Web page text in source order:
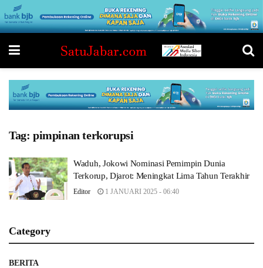
Tag: pimpinan terkorupsi
Waduh, Jokowi Nominasi Pemimpin Dunia
Terkorup, Djarot: Meningkat Lima Tahun Terakhir
Editor 1 JANUARI 2025 - 06:40
Category
BERITA